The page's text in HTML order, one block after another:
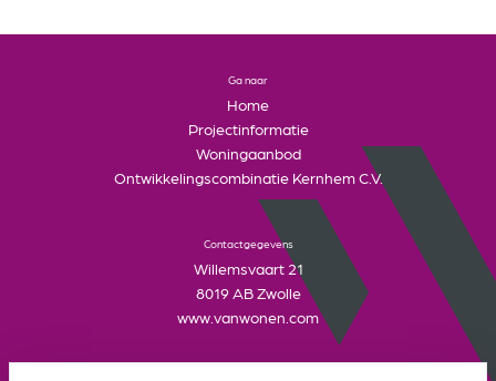
Ga naar
Home
Projectinformatie
Woningaanbod
Ontwikkelingscombinatie Kernhem C.V.
Contactgegevens
Willemsvaart 21
8019 AB Zwolle
www.vanwonen.com